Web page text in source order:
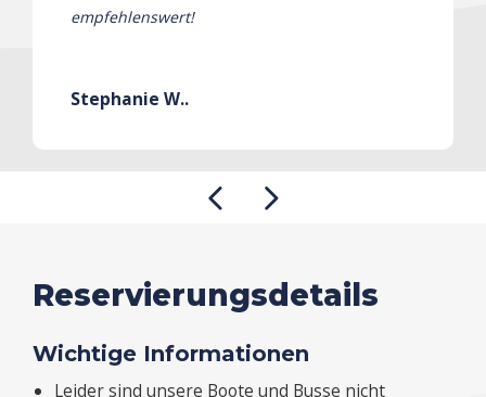
empfehlenswert!
Stephanie W..
Reservierungsdetails
Wichtige Informationen
Leider sind unsere Boote und Busse nicht